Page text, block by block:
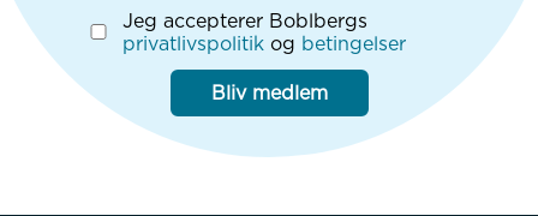
Jeg accepterer Boblbergs
privatlivspolitik og betingelser
Bliv medlem